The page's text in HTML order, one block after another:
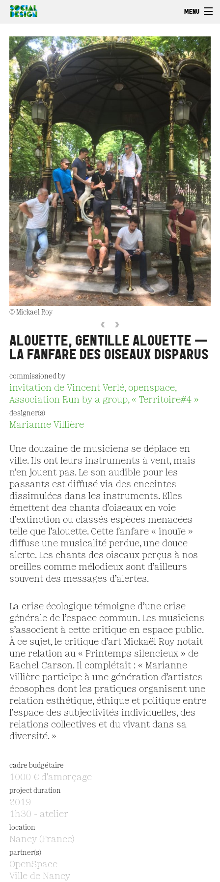
Skip to main content
MENU
EXPLORE
ACT
Browse
© Mickael Roy
‹ ›
ALOUETTE, GENTILLE ALOUETTE —
LA FANFARE DES OISEAUX DISPARUS
commissioned by
invitation de Vincent Verlé, openspace,
Association Run by a group, « Territoire#4 »
designer(s)
Marianne Villière
Une douzaine de musiciens se déplace en
ville. Ils ont leurs instruments à vent, mais
n’en jouent pas. Le son audible pour les
passants est diffusé via des enceintes
dissimulées dans les instruments. Elles
émettent des chants d’oiseaux en voie
d’extinction ou classés espèces menacées -
telle que l’alouette. Cette fanfare « inouïe »
diffuse une musicalité perdue, une douce
alerte. Les chants des oiseaux perçus à nos
oreilles comme mélodieux sont d’ailleurs
souvent des messages d’alertes.
La crise écologique témoigne d’une crise
générale de l’espace commun. Les musiciens
s’associent à cette critique en espace public.
À ce sujet, le critique d’art Mickaël Roy notait
une relation au « Printemps silencieux » de
Rachel Carson. Il complétait : « Marianne
Villière participe à une génération d’artistes
écosophes dont les pratiques organisent une
relation esthétique, éthique et politique entre
l’espace des subjectivités individuelles, des
relations collectives et du vivant dans sa
diversité. »
cadre budgétaire
1000 € d'amorçage
project duration
2019
1h30 - atelier
location
Nancy (France)
partner(s)
OpenSpace
Ville de Nancy